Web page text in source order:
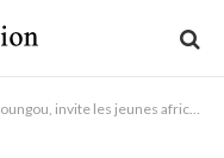
africains à croire à leur potentialité.